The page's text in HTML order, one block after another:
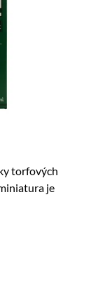
torfových
je